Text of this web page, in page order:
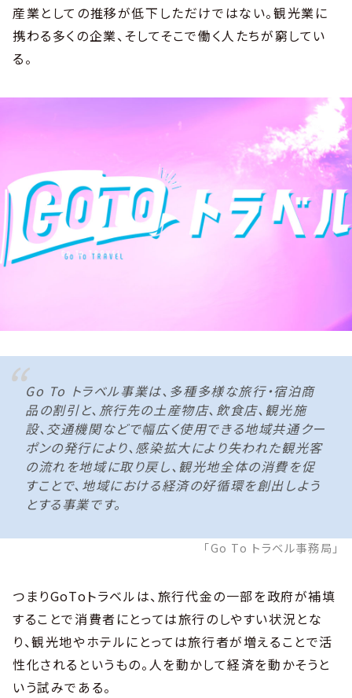
産業としての推移が低下しただけではない。観光業に
携わる多くの企業、そしてそこで働く人たちが窮してい
る。
Go To トラベル事業は、多種多様な旅行・宿泊商
品の割引と、旅行先の土産物店、飲食店、観光施
設、交通機関などで幅広く使用できる地域共通クー
ポンの発行により、感染拡大により失われた観光客
の流れを地域に取り戻し、観光地全体の消費を促
すことで、地域における経済の好循環を創出しよう
とする事業です。
「Go To トラベル事務局」
つまりGoToトラベルは、旅行代金の一部を政府が補填
することで消費者にとっては旅行のしやすい状況とな
り、観光地やホテルにとっては旅行者が増えることで活
性化されるというもの。人を動かして経済を動かそうと
いう試みである。